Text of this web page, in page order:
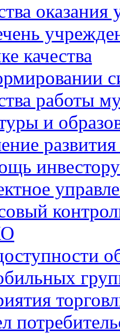
оказания
качества
работы
и
инвестору